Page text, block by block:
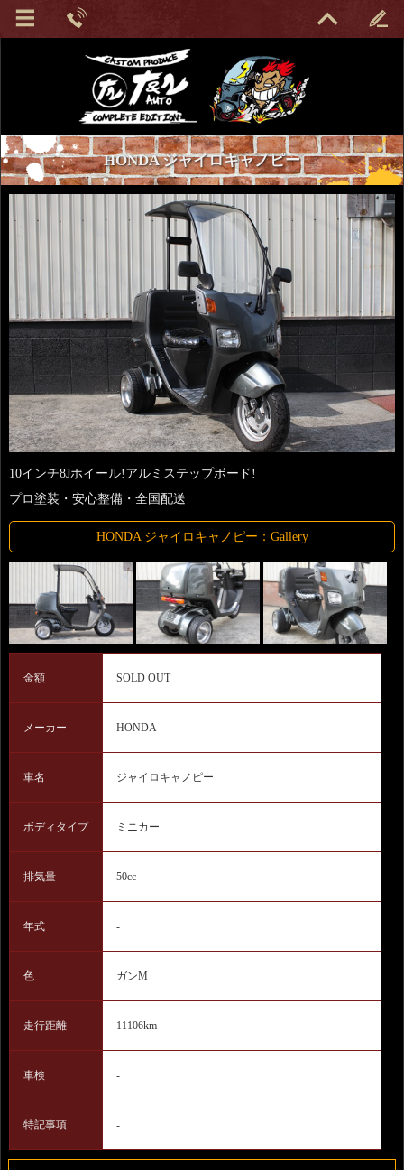
HONDA ジャイロキャノピー
10インチ8Jホイール!アルミステップボード!
プロ塗装・安心整備・全国配送
HONDA ジャイロキャノピー：Gallery
金額 SOLD OUT
メーカー HONDA
車名 ジャイロキャノピー
ボディタイプ ミニカー
排気量 50cc
年式 -
色 ガンM
走行距離 11106km
車検 -
特記事項 -